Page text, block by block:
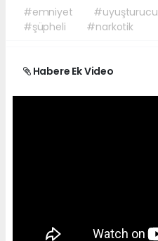
#emniyet #uyuşturucu
#şüpheli
#narkotik
Habere Ek Video